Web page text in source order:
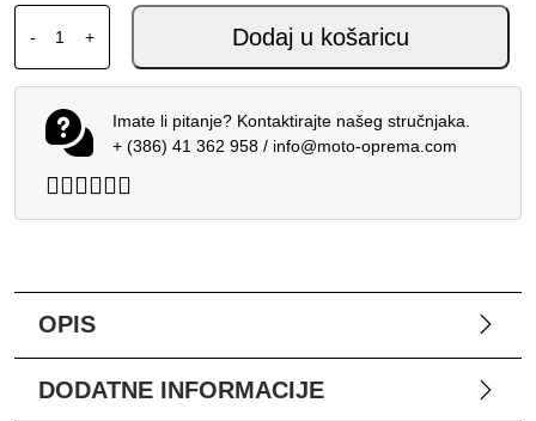
-
FOX MX HLAČE 360 DIVIDER ČELIČNO SIVE količina
+ Dodaj u košaricu
Imate li pitanje? Kontaktirajte našeg stručnjaka.
+ (386) 41 362 958/ info@moto-oprema.com
OPIS
DODATNE INFORMACIJE